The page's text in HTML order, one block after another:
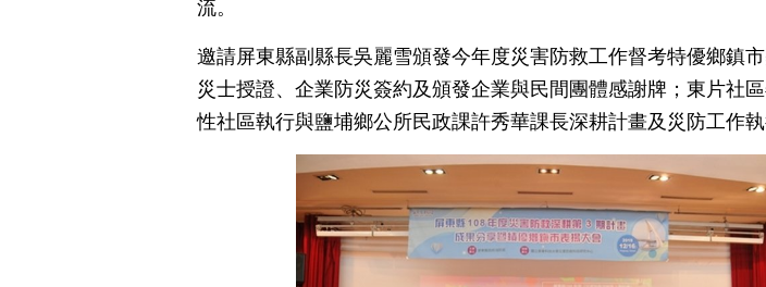
流。
邀請屏東縣副縣長吳麗雪頒發今年度災害防救工作督考特優鄉鎮
災士授證、企業防災簽約及頒發企業與民間團體感謝牌；東片社
性社區執行與鹽埔鄉公所民政課許秀華課長深耕計畫及災防工作執